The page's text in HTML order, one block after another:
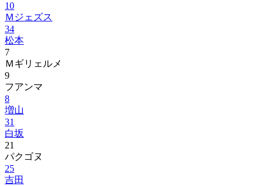
10
Ｍジェズス
34
松本
7
Ｍギリェルメ
9
フアンマ
8
増山
31
白坂
21
パクゴヌ
25
吉田